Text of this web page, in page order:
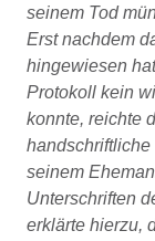
seinem Tod
Erst nachdem
hingewiesen
Protokoll kein
konnte, reichte
seinem
Unterschriften
erklärte hierzu,